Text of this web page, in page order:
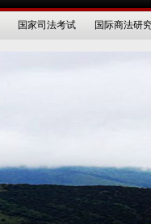
国家司法考试 国际商法研